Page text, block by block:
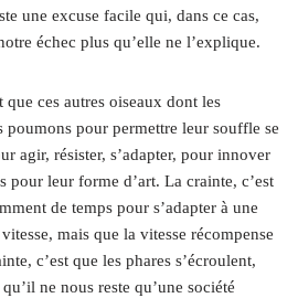
une excuse facile qui, dans ce cas,
échec plus qu’elle ne l’explique.
ces autres oiseaux dont les
poumons pour permettre leur souffle se
agir, résister, s’adapter, pour innover
pour leur forme d’art. La crainte, c’est
de temps pour s’adapter à une
mais que la vitesse récompense
c’est que les phares s’écroulent,
ne nous reste qu’une société